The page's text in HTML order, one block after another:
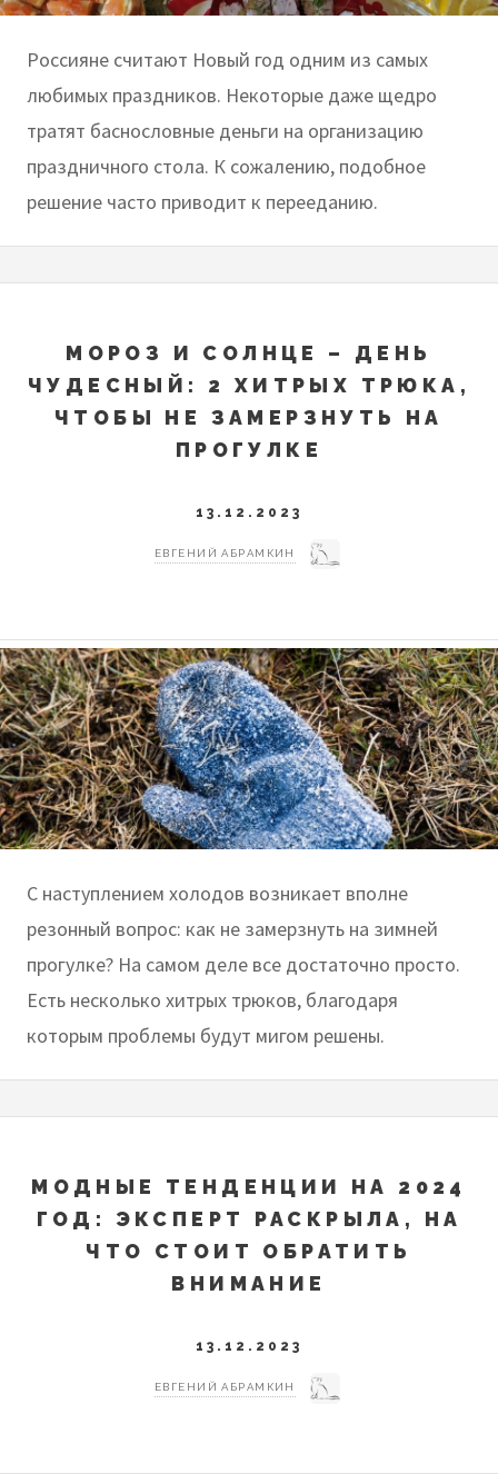
Россияне считают Новый год одним из самых
любимых праздников. Некоторые даже щедро
тратят баснословные деньги на организацию
праздничного стола. К сожалению, подобное
решение часто приводит к перееданию.
МОРОЗ И СОЛНЦЕ – ДЕНЬ
ЧУДЕСНЫЙ: 2 ХИТРЫХ ТРЮКА,
ЧТОБЫ НЕ ЗАМЕРЗНУТЬ НА
ПРОГУЛКЕ
13.12.2023
ЕВГЕНИЙ АБРАМКИН
С наступлением холодов возникает вполне
резонный вопрос: как не замерзнуть на зимней
прогулке? На самом деле все достаточно просто.
Есть несколько хитрых трюков, благодаря
которым проблемы будут мигом решены.
МОДНЫЕ ТЕНДЕНЦИИ НА 2024
ГОД: ЭКСПЕРТ РАСКРЫЛА, НА
ЧТО СТОИТ ОБРАТИТЬ
ВНИМАНИЕ
13.12.2023
ЕВГЕНИЙ АБРАМКИН